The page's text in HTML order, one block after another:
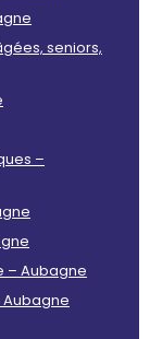
seniors,
–
– Aubagne